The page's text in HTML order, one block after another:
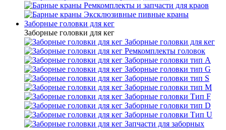
Ремкомплекты и запчасти для краов
Эксклюзивные пивные краны
Заборные головки для кег
Заборные головки для кег
Заборные головки для кег
Ремкомплекты головок
Заборные головки тип А
Заборные головки тип G
Заборные головки тип S
Заборные головки тип М
Заборные головки Тип F
Заборные головки тип D
Заборные головки Тип U
Запчасти для заборных